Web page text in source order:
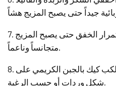
7. أضيفي الجبن الكريمي مع استمرار الخفق حتى يصبح المزيج
8. بواسطة كيس الكريمة غطي الكب كيك بالجبن الكريمي على